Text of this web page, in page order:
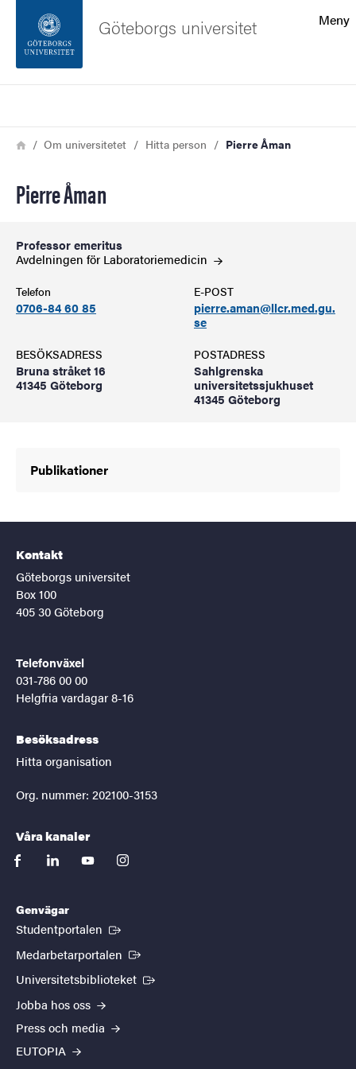
Sidfoten
Meny
Göteborgs universitet
Länkstig
HemOm universitetet Hitta person Pierre Åman
Pierre Åman
Professor emeritus
Avdelningen förLaboratoriemedicin
Telefon
0706-84 60 85
E-POST
pierre.aman@llcr.med.gu.
se
BESÖKSADRESS
Bruna stråket 16
41345 Göteborg
POSTADRESS
Sahlgrenska
universitetssjukhuset
41345 Göteborg
Publikationer
Kontakt
Göteborgs universitet
Box 100
405 30 Göteborg
Telefonväxel
031-786 00 00
Helgfria vardagar 8-16
Besöksadress
Hitta organisation
Org. nummer: 202100-3153
Våra kanaler
facebooklinkedinyoutubeinstagram
Genvägar
Studentportalen (Extern länk)
Medarbetarportalen (Extern länk)
Universitetsbiblioteket (Extern länk)
Jobba hos oss
Press och media
EUTOPIA